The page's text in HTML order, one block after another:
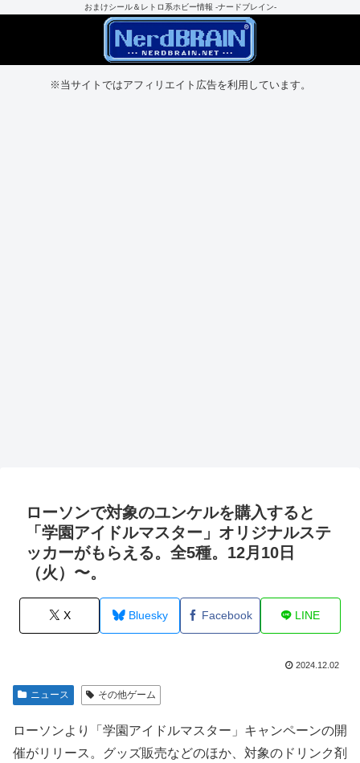
おまけシール＆レトロ系ホビー情報 -ナードブレイン-
※当サイトではアフィリエイト広告を利用しています。
ローソンで対象のユンケルを購入すると
「学園アイドルマスター」オリジナルステ
ッカーがもらえる。全5種。12月10日
（火）〜。
X Bluesky Facebook LINE
2024.12.02
ニュース その他ゲーム
ローソンより「学園アイドルマスター」キャンペーンの開
催がリリース。グッズ販売などのほか、対象のドリンク剤